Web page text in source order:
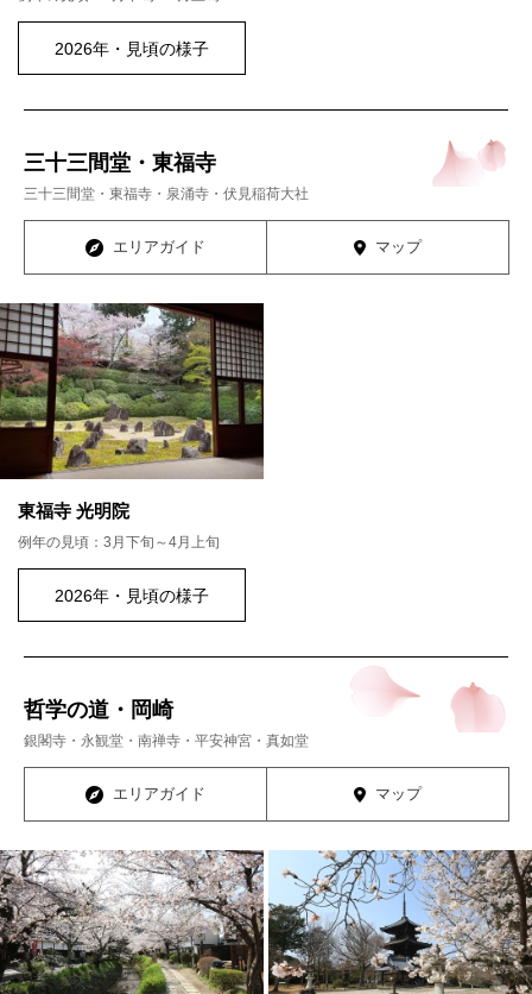
2026年・見頃の様子
三十三間堂・東福寺
三十三間堂・東福寺・泉涌寺・伏見稲荷大社
エリアガイド マップ
東福寺 光明院
例年の見頃：3月下旬～4月上旬
2026年・見頃の様子
哲学の道・岡崎
銀閣寺・永観堂・南禅寺・平安神宮・真如堂
エリアガイド マップ